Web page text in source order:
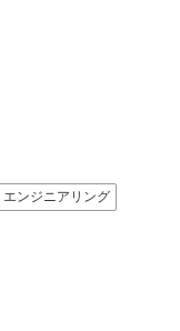
エンジニアリング